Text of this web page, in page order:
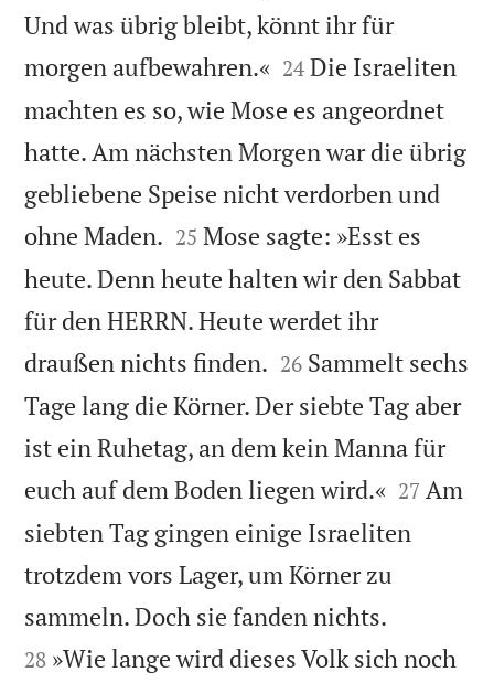
Und was übrig bleibt, könnt ihr für
morgen aufbewahren.« 

24 Die Israeliten
machten es so, wie Mose es angeordnet
hatte. Am nächsten Morgen war die übrig
gebliebene Speise nicht verdorben und
ohne Maden. 

25 Mose sagte: »Esst es
heute. Denn heute halten wir den Sabbat
für den HERRN. Heute werdet ihr
draußen nichts finden. 

26 Sammelt sechs
Tage lang die Körner. Der siebte Tag aber
ist ein Ruhetag, an dem kein Manna für
euch auf dem Boden liegen wird.« 

27 Am
siebten Tag gingen einige Israeliten
trotzdem vors Lager, um Körner zu
sammeln. Doch sie fanden nichts.
28 »Wie lange wird dieses Volk sich noch